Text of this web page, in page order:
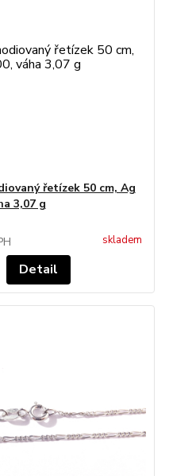
řetízek 50 cm, Ag
3,07 g
skladem
Detail